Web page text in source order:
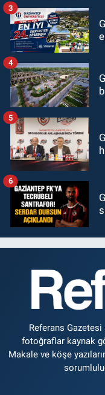
3
4
5
6
Referans Gazetesi
fotoğraflar kaynak
Makale ve köşe